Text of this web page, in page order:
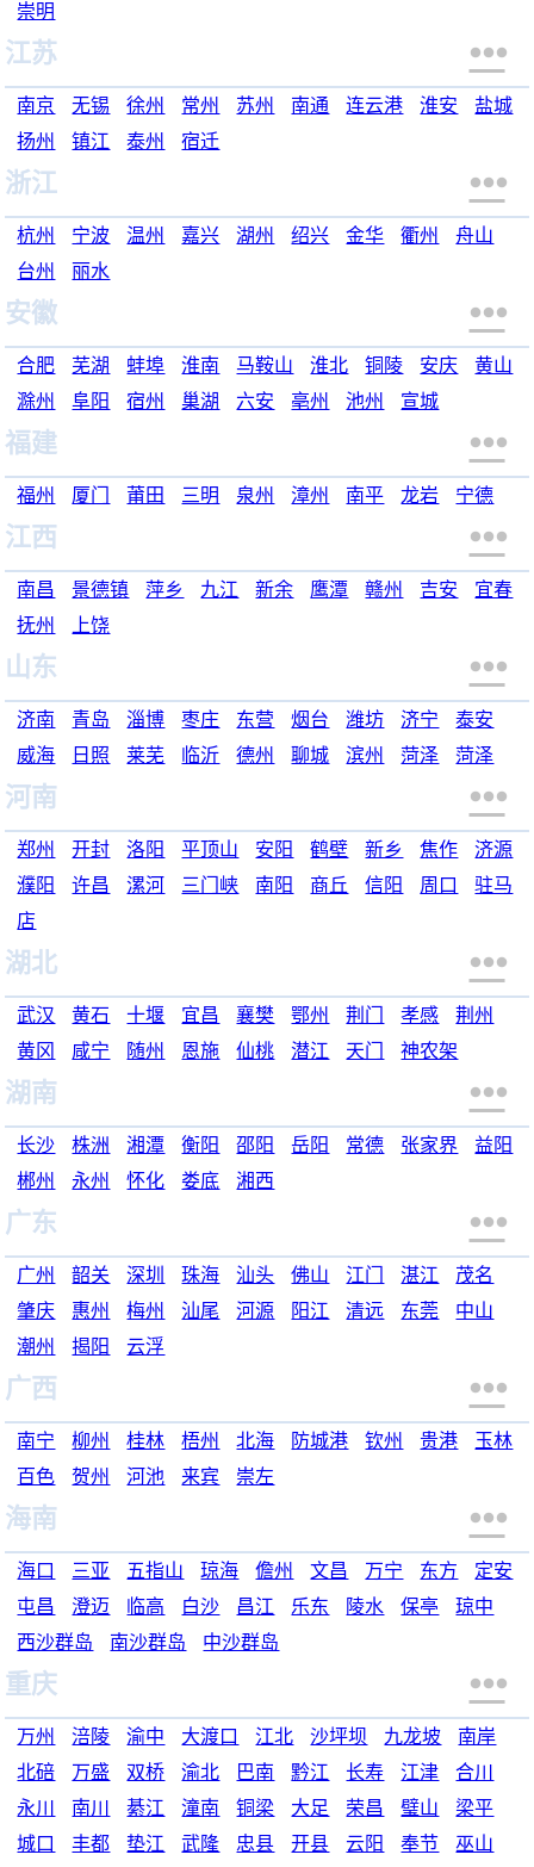
崇明
江苏 
南京 无锡 徐州 常州 苏州 南通 连云港 淮安
盐城
扬州
镇江 泰州 宿迁
浙江 
杭州 宁波 温州 嘉兴 湖州 绍兴 金华 衢州
舟山
台州
丽水
安徽 
合肥 芜湖 蚌埠 淮南 马鞍山 淮北 铜陵 安庆
黄山
滁州
阜阳 宿州 巢湖 六安 亳州 池州 宣城
福建 
福州 厦门 莆田 三明 泉州 漳州 南平 龙岩 宁德
江西 
南昌 景德镇 萍乡 九江 新余 鹰潭 赣州 吉安
宜春
抚州
上饶
山东 
济南 青岛 淄博 枣庄 东营 烟台 潍坊 济宁
泰安
威海
日照 莱芜 临沂 德州 聊城 滨州 菏泽 菏泽
河南 
郑州 开封 洛阳 平顶山 安阳 鹤壁 新乡 焦作
济源
濮阳
许昌 漯河 三门峡 南阳 商丘 信阳 周口
驻马
店
湖北 
武汉 黄石 十堰 宜昌 襄樊 鄂州 荆门 孝感
荆州
黄冈
咸宁 随州 恩施 仙桃 潜江 天门 神农架
湖南 
长沙 株洲 湘潭 衡阳 邵阳 岳阳 常德 张家界
益阳
郴州
永州 怀化 娄底 湘西
广东 
广州 韶关 深圳 珠海 汕头 佛山 江门 湛江
茂名
肇庆
惠州 梅州 汕尾 河源 阳江 清远 东莞
中山
潮州
揭阳 云浮
广西 
南宁 柳州 桂林 梧州 北海 防城港 钦州 贵港
玉林
百色
贺州 河池 来宾 崇左
海南 
海口 三亚 五指山 琼海 儋州 文昌 万宁 东方
定安
屯昌
澄迈 临高 白沙 昌江 乐东 陵水 保亭
琼中
西沙群岛
南沙群岛 中沙群岛
重庆 
万州 涪陵 渝中 大渡口 江北 沙坪坝 九龙坡
南岸
北碚
万盛 双桥 渝北 巴南 黔江 长寿 江津
合川
永川
南川 綦江 潼南 铜梁 大足 荣昌 璧山
梁平
城口
丰都 垫江 武隆 忠县 开县 云阳 奉节 巫山